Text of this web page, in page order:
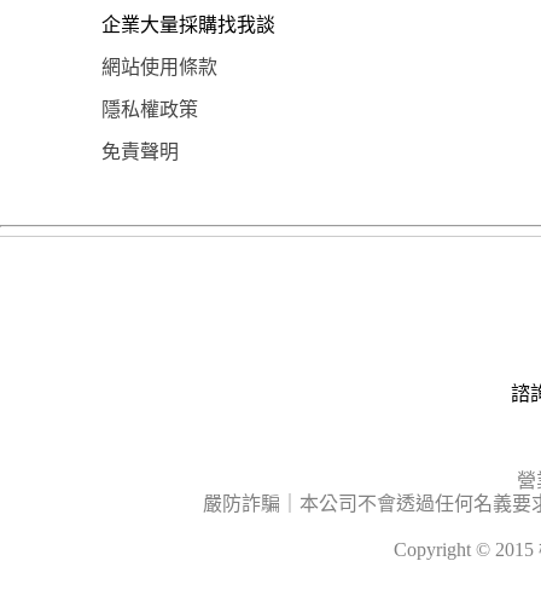
企業大量採購找我談
網站使用條款
隱私權政策
免責聲明
諮
營
嚴防詐騙｜本公司不會透過任何名義
Copyright ©